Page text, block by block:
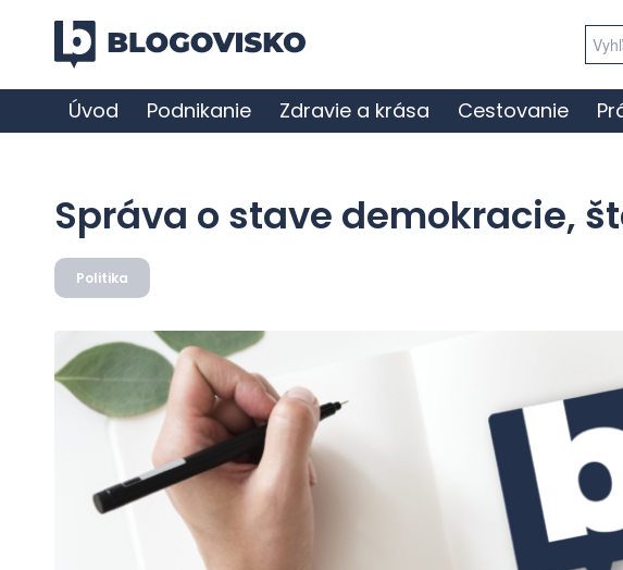
Úvod Podnikanie Zdravie a krása Cestovanie
Správa o stave demokracie,
Politika